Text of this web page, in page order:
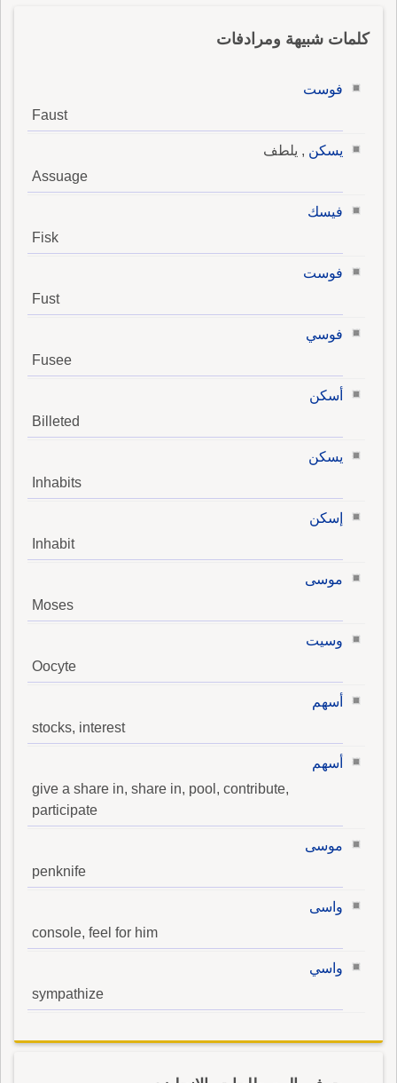
كلمات شبيهة ومرادفات
فوست
Faust
يسكن , يلطف
Assuage
فيسك
Fisk
فوست
Fust
فوسي
Fusee
أسكن
Billeted
يسكن
Inhabits
إسكن
Inhabit
موسى
Moses
وسيت
Oocyte
أسهم
stocks, interest
أسهم
give a share in, share in, pool, contribute,
participate
موسى
penknife
واسى
console, feel for him
واسي
sympathize